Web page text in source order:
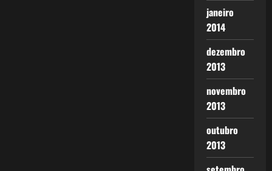
janeiro
2014
dezembro
2013
novembro
2013
outubro
2013